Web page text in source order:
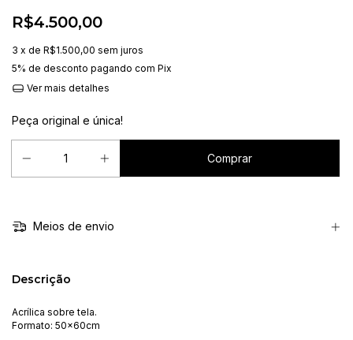
R$4.500,00
3 x de R$1.500,00 sem juros
5% de desconto pagando com Pix
Ver mais detalhes
Peça original e única!
Meios de envio
Descrição
Acrílica sobre tela.
Formato: 50x60cm